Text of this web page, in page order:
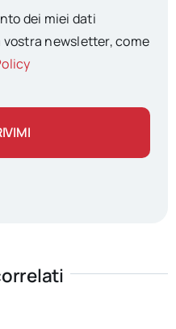
dei miei dati
newsletter, come